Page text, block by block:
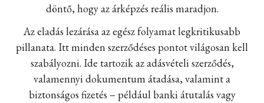
döntő, hogy az árképzés reális maradjon.
Az eladás lezárása az egész folyamat legkritikusabb
pillanata. Itt minden szerződéses pontot világosan kell
szabályozni. Ide tartozik az adásvételi szerződés,
valamennyi dokumentum átadása, valamint a
biztonságos fizetés – például banki átutalás vagy